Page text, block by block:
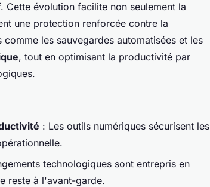
évolution facilite non seulement la
une protection renforcée contre la
les sauvegardes automatisées et les
, tout en optimisant la productivité par
: Les outils numériques sécurisent les
technologiques sont entrepris en
reste à l'avant-garde.